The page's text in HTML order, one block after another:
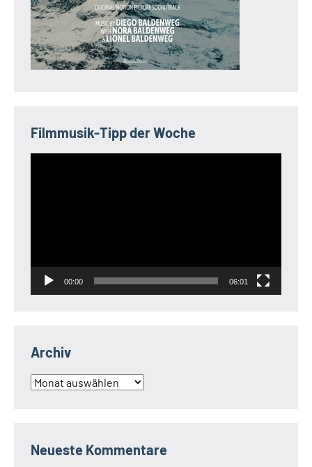
Filmmusik-Tipp der Woche
00:00 06:01
Archiv
Archiv
Neueste Kommentare